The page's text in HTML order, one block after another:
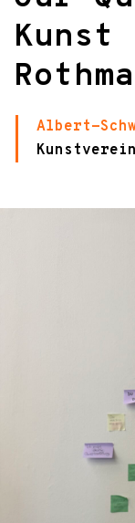
Kunst
Albert-